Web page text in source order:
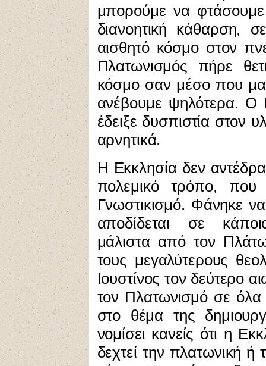
μπορούμε να
διανοητική κάθαρση,
αισθητό κόσμο στον
Πλατωνισμός πήρε
κόσμο σαν μέσο που
ανέβουμε ψηλότερα. Ο
έδειξε δυσπιστία στον
αρνητικά.
Η Εκκλησίαδεν
πολεμικό τρόπο, που
Γνωστικισμό. Φάνηκε
αποδίδεται σε
μάλιστα από τον
τους μεγαλύτερους
Ιουστίνος τον δεύτερο
τον Πλατωνισμό σε όλα
στο θέμα της
νομίσει κανείς ότι η
δεχτεί την πλατωνική